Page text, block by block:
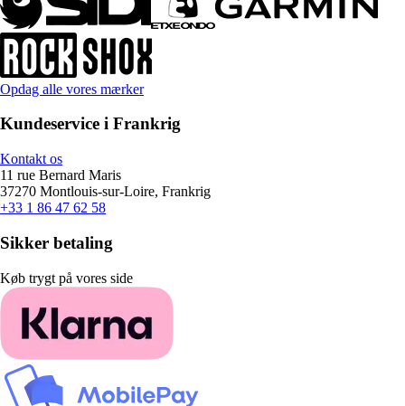
Opdag alle vores mærker
Kundeservice i Frankrig
Kontakt os
11 rue Bernard Maris
37270 Montlouis-sur-Loire, Frankrig
+33 1 86 47 62 58
Sikker betaling
Køb trygt på vores side